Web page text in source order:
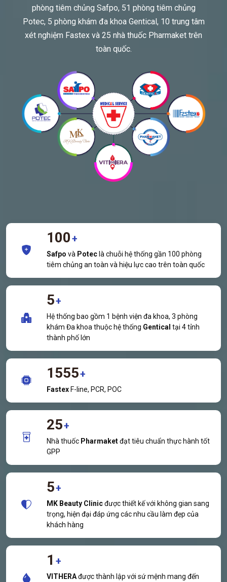
phòng tiêm chủng Safpo, 51 phòng tiêm chủng
Potec, 5 phòng khám đa khoa Gentical, 10 trung tâm
xét nghiệm Fastex và 25 nhà thuốc Pharmaket trên
toàn quốc.
100+
Safpo và Potec là chuỗi hệ thống gần 100 phòng
tiêm chủng an toàn và hiệu lực cao trên toàn quốc
5+
Hệ thống bao gồm 1 bệnh viện đa khoa, 3 phòng
khám Đa khoa thuộc hệ thống Gentical tại 4 tỉnh
thành phố lớn
1555+
Fastex F-line, PCR, POC
25+
Nhà thuốc Pharmaketđạt tiêu chuẩn thực hành tốt
GPP
5+
MK Beauty Clinicđược thiết kế với không gian sang
trọng, hiện đại đáp ứng các nhu cầu làm đẹp của
khách hàng
1 +
VITHERAđược thành lập với sứ mệnh mang đến